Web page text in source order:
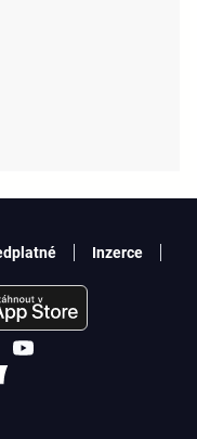
Inzerce